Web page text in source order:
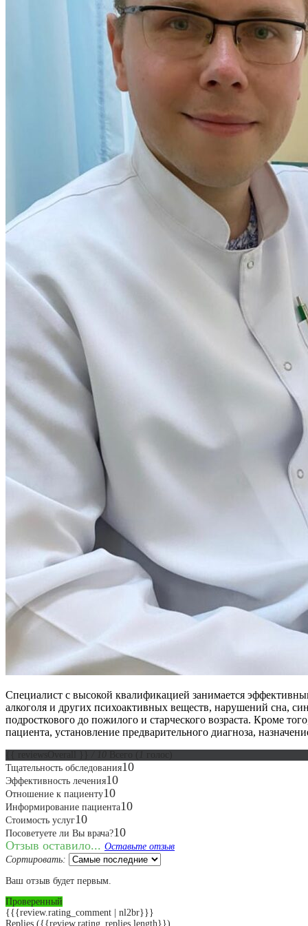
Специалист с высокой квалификацией занимается
алкоголя и других психоактивных веществ, нарушений сна,
подросткового до пожилого и старческого возраста. Кроме
пациента, установление предварительного диагноза,
Тщательность обследования10
Эффективность лечения10
Отношение к пациенту10
Информирование пациента10
Стоимость услуг10
Посоветуете ли Вы врача?10
Отзыв оставило... Оставьте отзыв
Сортировать:
Ваш отзыв будет первым.
Проверенный
{{{review.rating_comment | nl2br}}}
Replies ({{review.rating_replies.length}})